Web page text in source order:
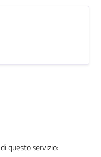
questo servizio: